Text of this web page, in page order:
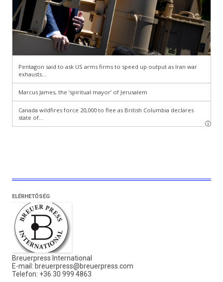
ELÉRHETŐSÉG
Breuerpress International
E-mail: breuerpress@breuerpress.com
Telefon: +36 30 999 4863